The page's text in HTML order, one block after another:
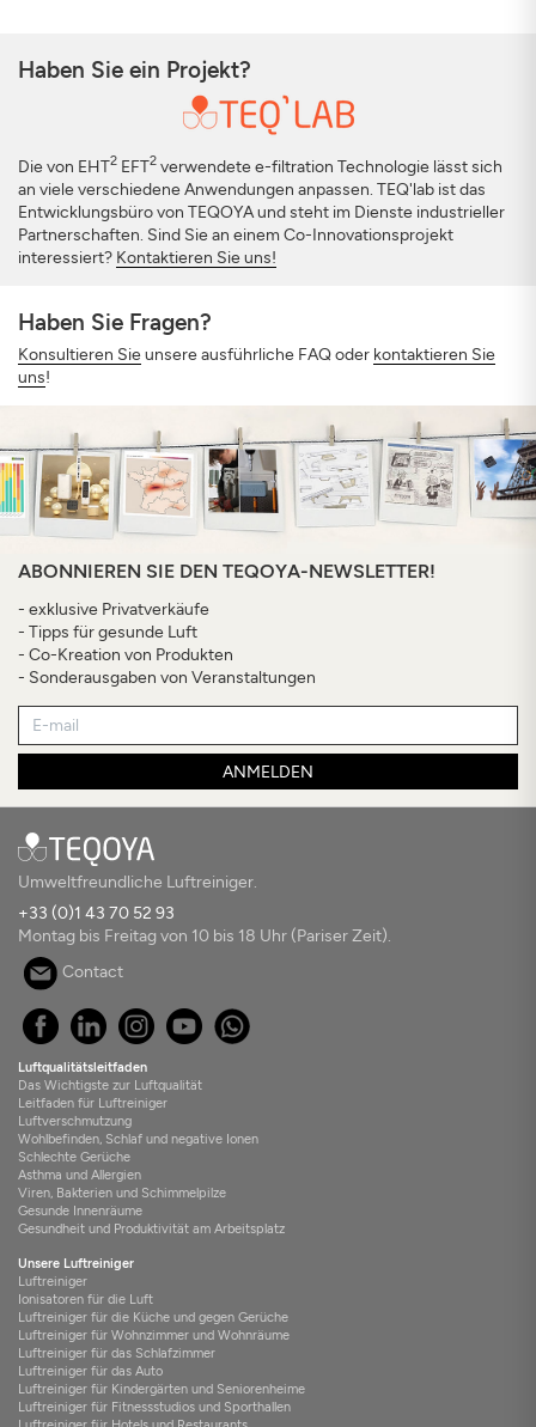
Haben Sie ein Projekt?
Die von EHT2 EFT2 verwendete e-filtration Technologie lässt sich
an viele verschiedene Anwendungen anpassen. TEQ'lab ist das
Entwicklungsbüro von TEQOYA und steht im Dienste industrieller
Partnerschaften. Sind Sie an einem Co-Innovationsprojekt
interessiert? Kontaktieren Sie uns!
Haben Sie Fragen?
Konsultieren Sieunsere ausführliche FAQ oder kontaktieren Sie
uns!
ABONNIEREN SIE DEN TEQOYA-NEWSLETTER!
- exklusive Privatverkäufe
- Tipps für gesunde Luft
- Co-Kreation von Produkten
- Sonderausgaben von Veranstaltungen
ANMELDEN
Umweltfreundliche Luftreiniger.
+33 (0)1 43 70 52 93
Montag bis Freitag von 10 bis 18 Uhr (Pariser Zeit).
Contact
Luftqualitätsleitfaden
Das Wichtigste zur Luftqualität
Leitfaden für Luftreiniger
Luftverschmutzung
Wohlbefinden, Schlaf und negative Ionen
Schlechte Gerüche
Asthma und Allergien
Viren, Bakterien und Schimmelpilze
Gesunde Innenräume
Gesundheit und Produktivität am Arbeitsplatz
Unsere Luftreiniger
Luftreiniger
Ionisatoren für die Luft
Luftreiniger für die Küche und gegen Gerüche
Luftreiniger für Wohnzimmer und Wohnräume
Luftreiniger für das Schlafzimmer
Luftreiniger für das Auto
Luftreiniger für Kindergärten und Seniorenheime
Luftreiniger für Fitnessstudios und Sporthallen